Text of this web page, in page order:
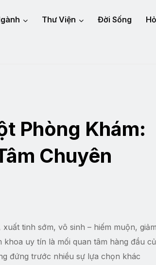
Thư Viện Đời Sống
Phòng Khám:
Chuyên
tinh sớm, vô sinh – hiếm muộn, giảm
uy tín là mối quan tâm hàng đầu
đứng trước nhiều sự lựa chọn khác